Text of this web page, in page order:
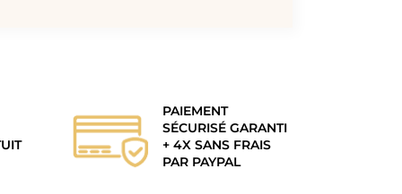
PAIEMENT
SÉCURISÉ GARANTI
+ 4X SANS FRAIS
PAR PAYPAL